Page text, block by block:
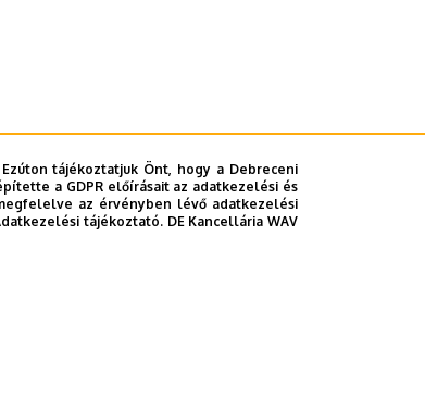
tájékoztatjuk Önt, hogy a Debreceni
a GDPR előírásait az adatkezelési és
az érvényben lévő adatkezelési
tájékoztató. DE Kancellária WAV